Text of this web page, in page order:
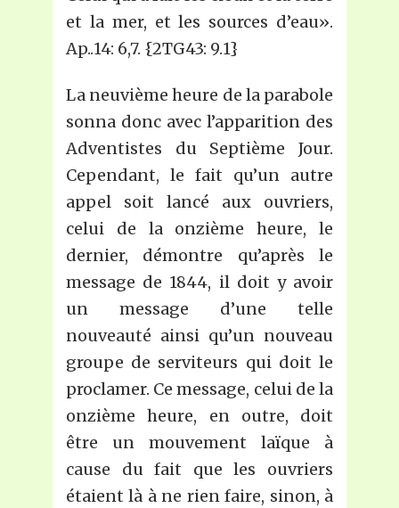
et la mer, et les sources d’eau».
Ap..14: 6,7. {2TG43: 9.1}
La neuvième heure de la parabole
sonna donc avec l’apparition des
Adventistes du Septième Jour.
Cependant, le fait qu’un autre
appel soit lancé aux ouvriers,
celui de la onzième heure, le
dernier, démontre qu’après le
message de 1844, il doit y avoir
un message d’une telle
nouveauté ainsi qu’un nouveau
groupe de serviteurs qui doit le
proclamer. Ce message, celui de la
onzième heure, en outre, doit
être un mouvement laïque à
cause du fait que les ouvriers
étaient là à ne rien faire, sinon, à